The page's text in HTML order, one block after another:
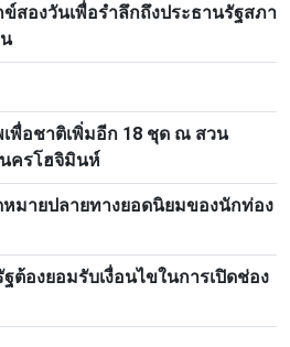
สองวันเพื่อรำลึกถึงประธานรัฐสภา
พื่อชาติเพิ่มอีก 18 ชุด ณ สวน
นครโฮจิมินห์
หมายปลายทางยอดนิยมของนักท่อง
ต้องยอมรับเงื่อนไขในการเปิดช่อง